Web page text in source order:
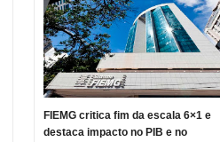
FIEMG critica fim da escala 6×1 e
destaca impacto no PIB e no